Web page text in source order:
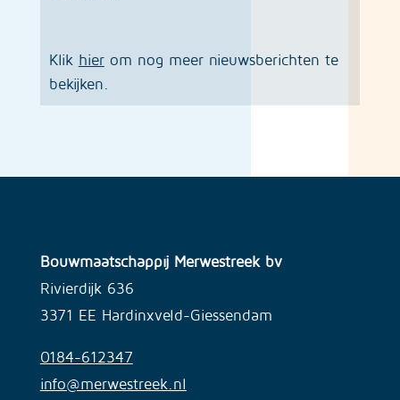
Klik hierom nog meer nieuwsberichten te
bekijken.
Bouwmaatschappij Merwestreek bv
Rivierdijk 636
3371 EE Hardinxveld-Giessendam
0184-612347
info@merwestreek.nl